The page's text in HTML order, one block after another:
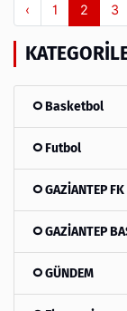
‹ 1 2 3
Basketbol
Futbol
GAZİANTEP FK
GAZİANTEP
GÜNDEM